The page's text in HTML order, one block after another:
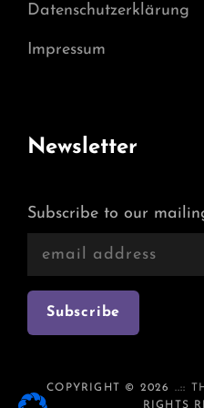
Datenschutzerklärung
Impressum
Newsletter
Subscribe to our
COPYRIGHT © 2026 ..::
RIGHTS